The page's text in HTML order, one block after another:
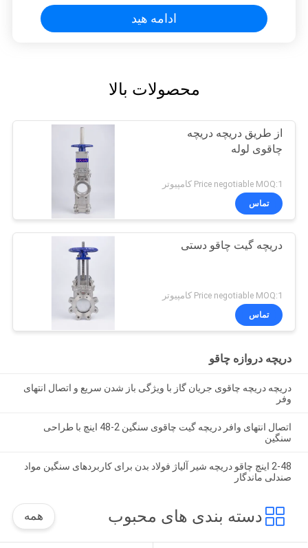
ادامه هید
محصولات بالا
از طریق دریچه دریچه
چاقوی لوله
Price negotiable MOQ:1 کامپیوتر
تماس
دریچه گیت چاقو دستی
Price negotiable MOQ:1 کامپیوتر
تماس
دریچه دروازه چاقو
دریچه دریچه چاقوی جریان گاز با ویژگی باز شدن سریع و اتصال انتهای
وفر
اتصال انتهای وافر دریچه گیت چاقوی سنگین 2-48 اینچ با طراحی
سنگین
2-48 اینچ چاقو دریچه شیر آلیاژ فولاد بدن برای کاربردهای سنگین مواد
صندلی ماندگار
دسته بندی های محبوب همه